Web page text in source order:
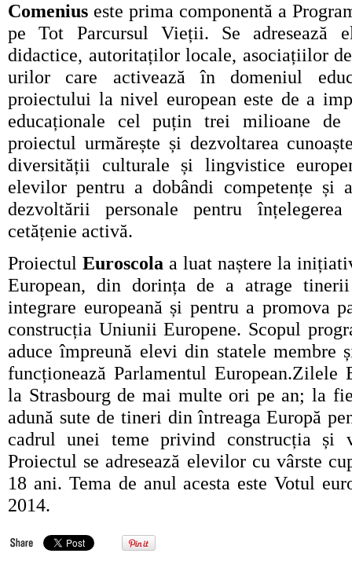
Comenius este prima componentă a
pe Tot Parcursul Vieții. Se adresează
didactice, autoritaților locale, asociațiilor
urilor care activează în domeniul
proiectului la nivel european este de a
educaționale cel puțin trei milioane de
proiectul urmărește și dezvoltarea
diversității culturale și lingvistice
elevilor pentru a dobândi competențe și
dezvoltării personale pentru
cetățenie activă.
Proiectul Euroscola a luat naștere la
European, din dorința de a atrage
integrare europeană și pentru a promova
construcția Uniunii Europene. Scopul
aduce împreună elevi din statele membre
funcționează Parlamentul European.Zilele
la Strasbourg de mai multe ori pe an; la
adună sute de tineri din întreaga Europă
cadrul unei teme privind construcția și
Proiectul se adresează elevilor cu vârste
18 ani. Tema de anul acesta este Votul
2014.